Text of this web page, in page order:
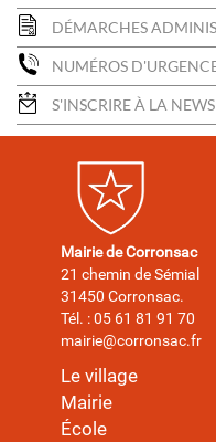
DÉMARCHES
NUMÉROS
S'INSCRIRE À LA
Mairie de Corronsac
21 chemin de Sémial
31450 Corronsac.
Tél. : 05 61 81 91 70
mairie@corronsac.fr
Le village
Mairie
École